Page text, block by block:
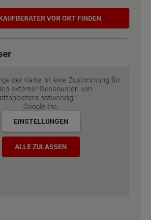
8.5 m x 9.13 m
8.5 m x 9.13 m
VOR ORT FINDEN
der Karte ist eine Zustimmung für
externer Ressourcen von
notwendig:
Google Inc.
EINSTELLUNGEN
ALLE ZULASSEN